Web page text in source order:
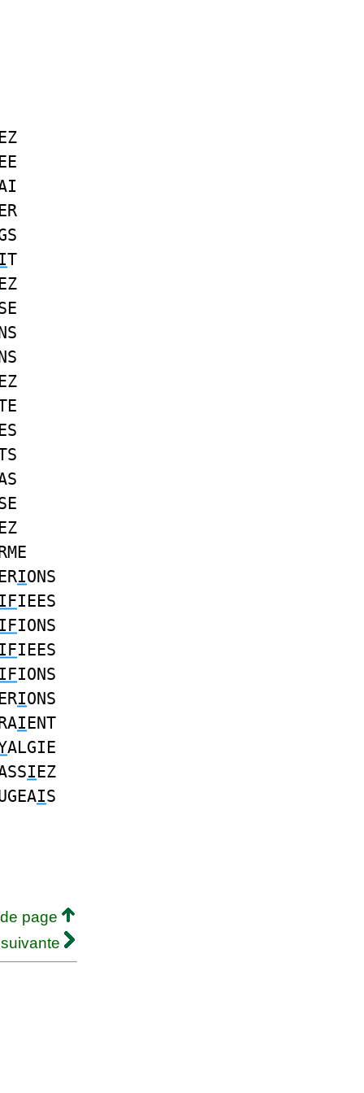
EZ
IT
EZ
EZ
ERIONS
IFIEES
IFIONS
IFIEES
IFIONS
ERIONS
IENT
ALGIE
IEZ
IS
page